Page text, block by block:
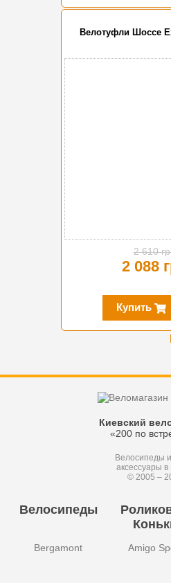
Велотуфли Шоссе
2 610
2 088
Купить
Киевский
«200 по
Велосипеды
аксессуары в
© 2005 –
Велосипеды
Bergamont Amigo